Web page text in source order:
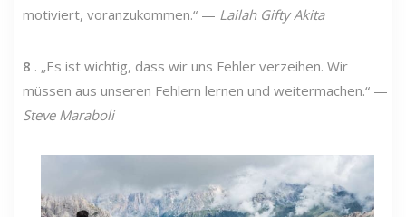
motiviert, voranzukommen.“ — Lailah Gifty Akita
8 . „Es ist wichtig, dass wir uns Fehler verzeihen. Wir
müssen aus unseren Fehlern lernen und weitermachen.“ —
Steve Maraboli